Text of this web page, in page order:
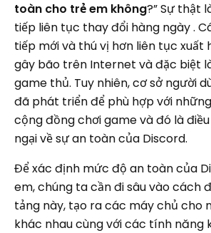
toàn cho trẻ em không?” Sự thật
tiếp liên tục thay đổi hàng ngày .
tiếp mới và thú vị hơn liên tục xuất
gây bão trên Internet và đặc biệt
game thủ. Tuy nhiên, cơ sở người
đã phát triển để phù hợp với
cộng đồng chơi game và đó là
ngại về sự an toàn của Discord.
Để xác định mức độ an toàn của
em, chúng ta cần đi sâu vào cách
tảng này, tạo ra các máy chủ cho
khác nhau cùng với các tính năng